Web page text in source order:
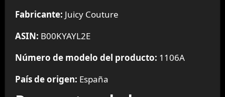
Fabricante: Juicy Couture
ASIN: B00KYAYL2E
Número de modelo del producto: 1106A
País de origen: España